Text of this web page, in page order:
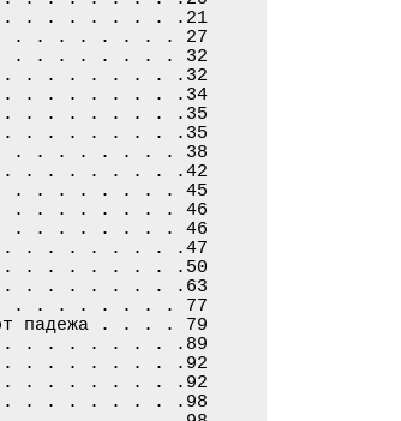
. . . . . . . . . . . .21
. . . . . . . . . . . 27
. . . . . . . . . . . . 32
. . . . . . . . . .32
. . . . . . . . . .34
. . . . . . . . . . . .35
. . . . . . . . . .35
. . . . . . . . . . 38
. . . . . . . . . . . .42
. . . . . . . . . . . 45
. . . . . . . . . . . . 46
. . . . . . . . . . . . 46
. . . . . . . . . . .47
. . . . . . . . .50
. . . . . . . . . . . .63
. . . . . . . . . . . 77
от падежа . . . . 79
. . . . . . . . . .89
. . . . . . . . . .92
. . . . . . . . . .92
. . . . . . . . . . .98